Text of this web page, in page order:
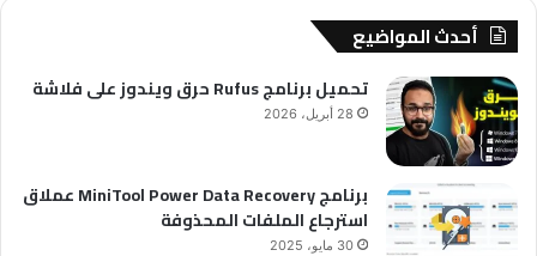
أحدث المواضيع
تحميل برنامج Rufus حرق ويندوز على فلاشة
28 أبريل، 2026
برنامج MiniTool Power Data Recovery عملاق
استرجاع الملفات المحذوفة
30 مايو، 2025